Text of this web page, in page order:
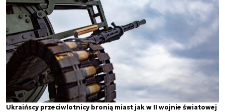
Ukraińscy przeciwlotnicy bronią miast jak w II wojnie światowej